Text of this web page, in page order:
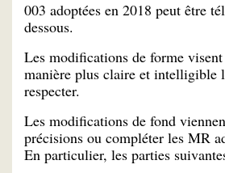
003 adoptées en 2018 peut être
dessous.
Les modifications de forme visent
manière plus claire et intelligible
respecter.
Les modifications de fond
précisions ou compléter les MR
En particulier, les parties